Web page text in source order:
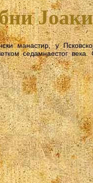
манастир, у
седамнаестог